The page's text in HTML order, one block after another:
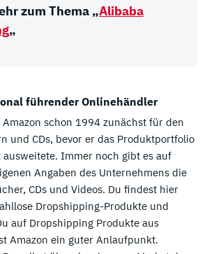
zum Thema „Alibaba
„
führender Onlinehändler
schon 1994 zunächst für den
und CDs, bevor er das Produktportfolio
Immer noch gibt es auf
Angaben des Unternehmens die
CDs und Videos. Du findest hier
Dropshipping-Produkte und
auf Dropshipping Produkte aus
Amazon ein guter Anlaufpunkt.